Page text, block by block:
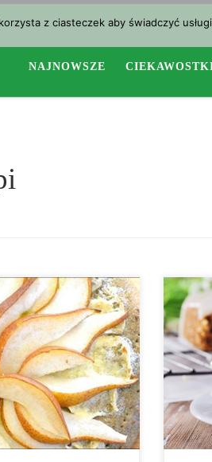
NAJNOWSZE
Czas gotowania: 25
Jest to przepis, który
ta pizza dosłownie
na ciasto: 1,5
cukru trzcinowego 1
porcji:
z ciasteczek aby świadczyć